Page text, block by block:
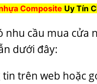
Composite Uy Tín
nhu cầu mua cửa
dưới đây:
trên web hoặc